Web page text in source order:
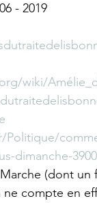
- 2019
wiki/
dimanche-
(dont
compte en